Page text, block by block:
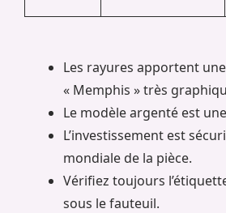
Les rayures apportent
« Memphis » très
Le modèle argenté est
L’investissement est
mondiale de la pièce.
Vérifiez toujours
sous le fauteuil.